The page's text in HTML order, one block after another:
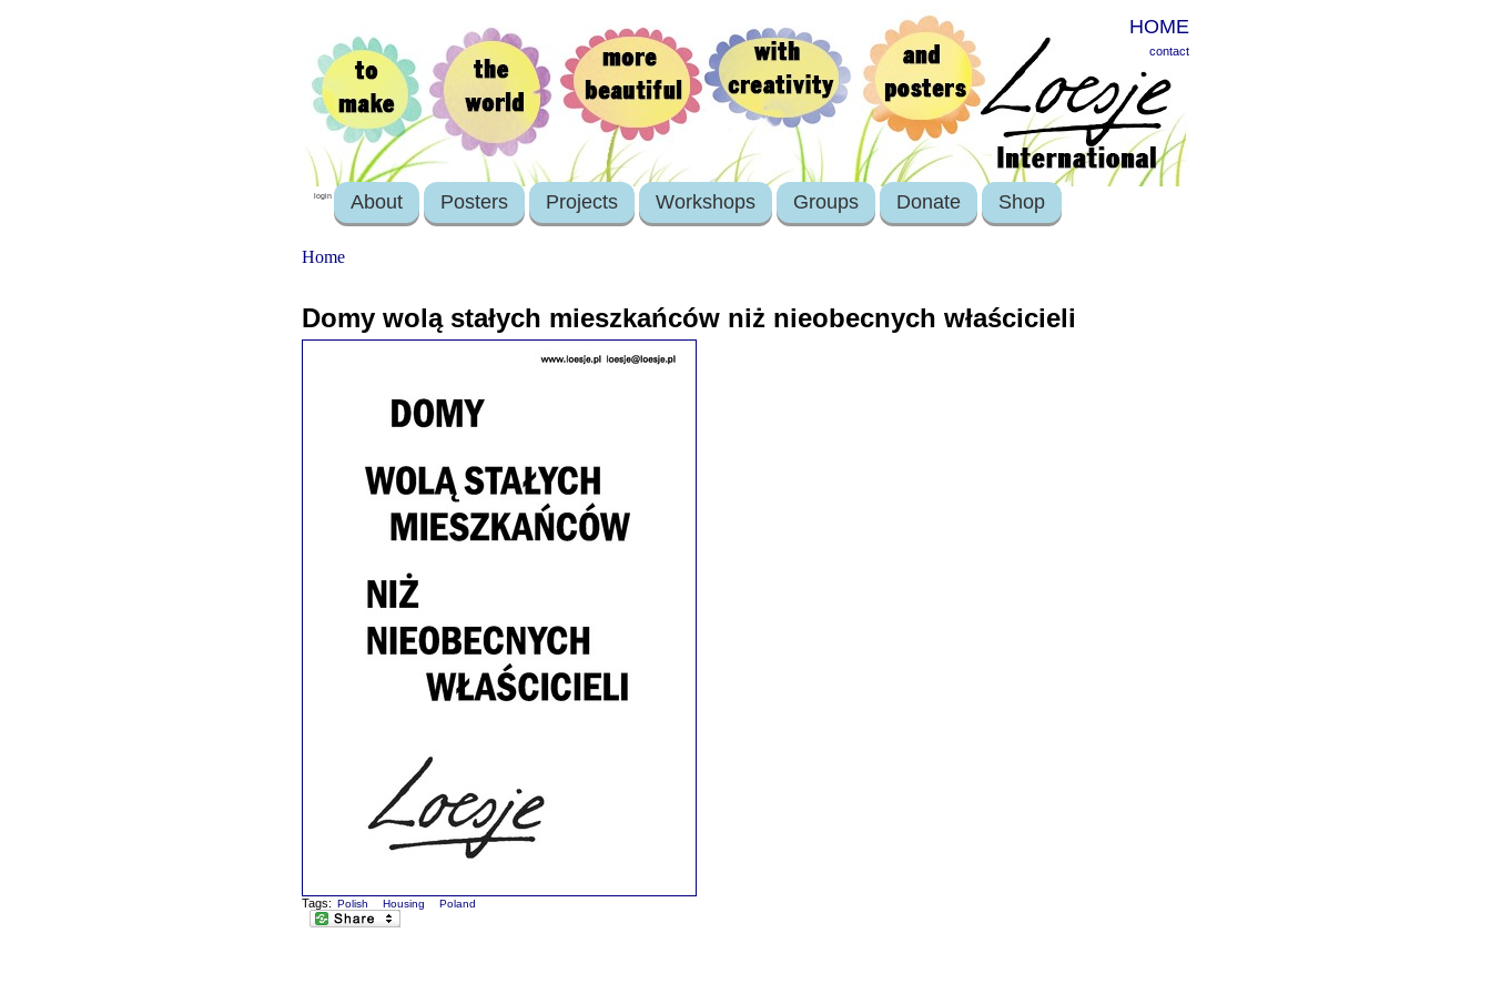
HOME
contact
login About Posters Projects Workshops Groups Donate Shop
Home
Domy wolą stałych mieszkańców niż nieobecnych właścicieli
Tags: Polish Housing Poland